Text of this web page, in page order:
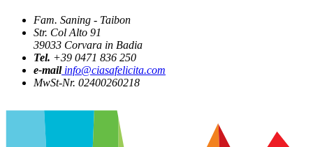
Fam. Saning - Taibon
Str. Col Alto 91
39033 Corvara in Badia
Tel. +39 0471 836 250
e-mailinfo@ciasafelicita.com
MwSt-Nr. 02400260218